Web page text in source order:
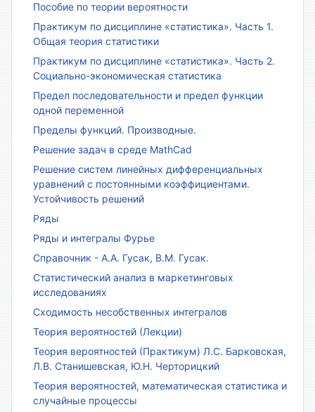
Пособие по теории вероятности
Практикум по дисциплине «статистика». Часть 1.
Общая теория статистики
Практикум по дисциплине «статистика». Часть 2.
Социально-экономическая статистика
Предел последовательности и предел функции
одной переменной
Пределы функций. Производные.
Решение задач в среде MathCad
Решение систем линейных дифференциальных
уравнений с постоянными коэффициентами.
Устойчивость решений
Ряды
Ряды и интегралы Фурье
Справочник - А.А. Гусак, В.М. Гусак.
Статистический анализ в маркетинговых
исследованиях
Сходимость несобственных интегралов
Теория вероятностей (Лекции)
Теория вероятностей (Практикум) Л.С. Барковская,
Л.В. Станишевская, Ю.Н. Черторицкий
Теория вероятностей, математическая статистика и
случайные процессы